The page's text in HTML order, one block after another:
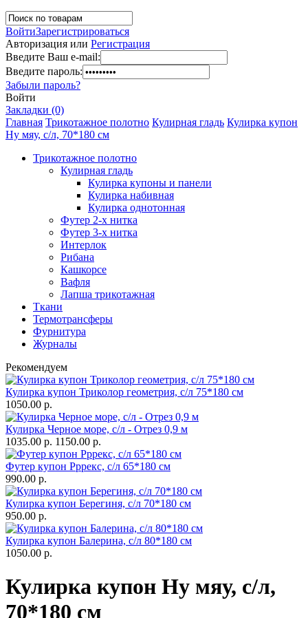
ВойтиЗарегистрироваться
Авторизация или Регистрация
Введите Ваш e-mail:
Введите пароль:
Забыли пароль?
Войти
Закладки (0)
Главная Трикотажное полотно Кулирная гладь Кулирка купон
Ну мяу, с/л, 70*180 см
Трикотажное полотно
Кулирная гладь
Кулирка купоны и панели
Кулирка набивная
Кулирка однотонная
Футер 2-х нитка
Футер 3-х нитка
Интерлок
Рибана
Кашкорсе
Вафля
Лапша трикотажная
Ткани
Термотрансферы
Фурнитура
Журналы
Рекомендуем
Кулирка купон Триколор геометрия, с/л 75*180 см
1050.00 р.
Кулирка Черное море, с/л - Отрез 0,9 м
1035.00 р. 1150.00 р.
Футер купон Рррекс, с/л 65*180 см
990.00 р.
Кулирка купон Берегиня, с/л 70*180 см
950.00 р.
Кулирка купон Балерина, с/л 80*180 см
1050.00 р.
Кулирка купон Ну мяу, с/л,
70*180 см